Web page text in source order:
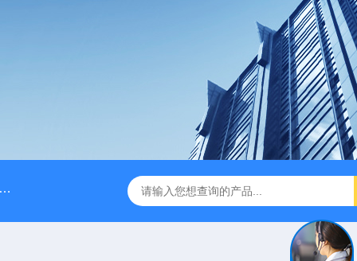
脉冲阻尼器 NPB0330PQ1MNN海王星Neptune计量泵/美